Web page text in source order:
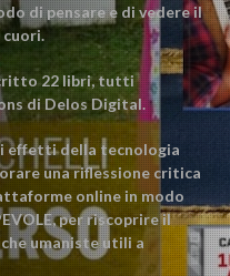
di pensare e di vedere il
22 libri, tutti
di Delos Digital.
effetti della tecnologia
una riflessione critica
online in modo
per riscoprire il
umaniste utili a